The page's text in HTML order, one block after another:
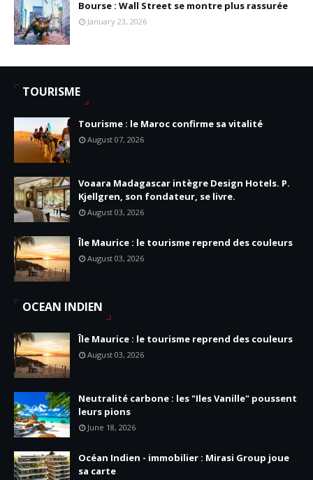
Bourse : Wall Street se montre plus rassurée
January 23, 2026
TOURISME
Tourisme : le Maroc confirme sa vitalité
August 07, 2026
Voaara Madagascar intègre Design Hotels. P.
Kjellgren, son fondateur, se livre.
August 03, 2026
Île Maurice : le tourisme reprend des couleurs
August 03, 2026
OCEAN INDIEN
Île Maurice : le tourisme reprend des couleurs
August 03, 2026
Neutralité carbone : les "Iles Vanille" poussent
leurs pions
June 18, 2026
Océan Indien - immobilier : Mirasi Group joue
sa carte